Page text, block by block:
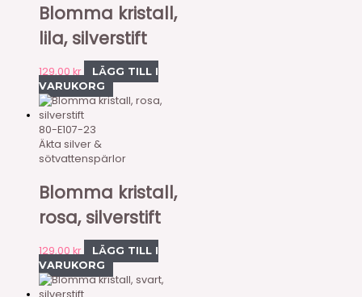
Blomma kristall,
lila, silverstift
129,00 kr
LÄGG TILL I
VARUKORG
80-E107-23
Äkta silver &
sötvattenspärlor
Blomma kristall,
rosa, silverstift
129,00 kr
LÄGG TILL I
VARUKORG